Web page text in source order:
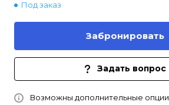
Под заказ
Забронировать
Задать вопрос
Возможны дополнительные опции